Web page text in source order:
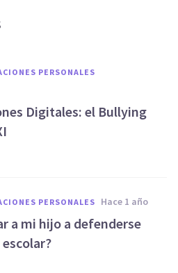
PERSONALES
Digitales: el Bullying
PERSONALES hace 1 año
a mi hijo a defenderse